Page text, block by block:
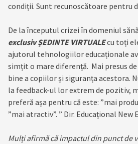
condiții. Sunt recunoscătoare pentru
De la începutul crizei în domeniul
exclusiv ȘEDINTE VIRTUALEcu toți
ajutorul tehnologiilor educaționale
simțit o mare diferență. Mai presus
bine a copiilor și siguranța acestora.
la feedback-ul lor extrem de pozitiv,
preferă așa pentru că este: ”mai
”mai atractiv”. ” Dir. Educațional New
Mulți afirmă că impactul din punct de